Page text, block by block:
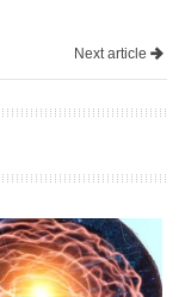
Next article